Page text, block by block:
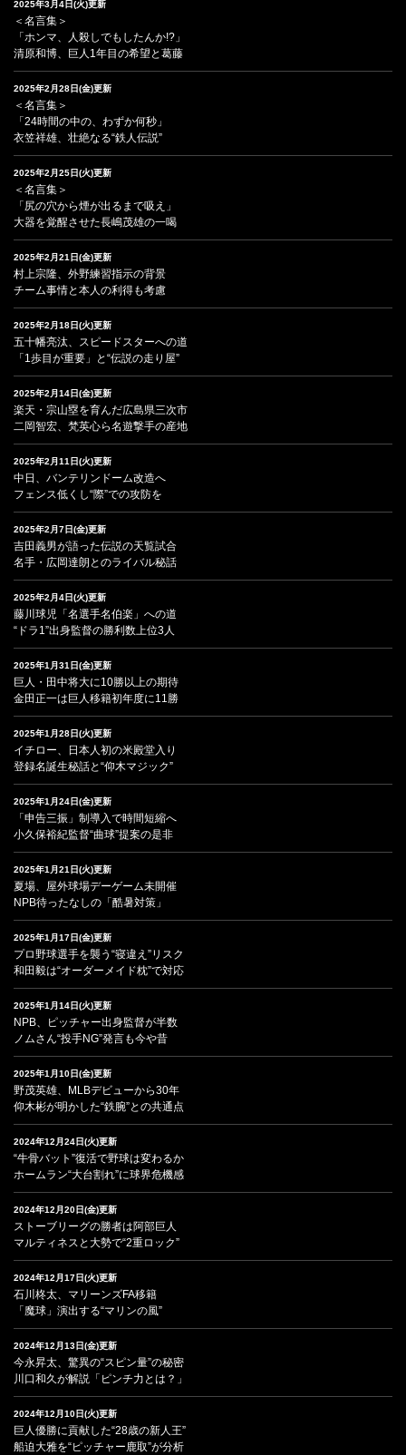
2025年3月4日(火)更新
＜名言集＞
「ホンマ、人殺しでもしたんか!?」
清原和博、巨人1年目の希望と葛藤
2025年2月28日(金)更新
＜名言集＞
「24時間の中の、わずか何秒」
衣笠祥雄、壮絶なる“鉄人伝説”
2025年2月25日(火)更新
＜名言集＞
「尻の穴から煙が出るまで吸え」
大器を覚醒させた長嶋茂雄の一喝
2025年2月21日(金)更新
村上宗隆、外野練習指示の背景
チーム事情と本人の利得も考慮
2025年2月18日(火)更新
五十幡亮汰、スピードスターへの道
「1歩目が重要」と“伝説の走り屋”
2025年2月14日(金)更新
楽天・宗山塁を育んだ広島県三次市
二岡智宏、梵英心ら名遊撃手の産地
2025年2月11日(火)更新
中日、バンテリンドーム改造へ
フェンス低くし“際”での攻防を
2025年2月7日(金)更新
吉田義男が語った伝説の天覧試合
名手・広岡達朗とのライバル秘話
2025年2月4日(火)更新
藤川球児「名選手名伯楽」への道
“ドラ1”出身監督の勝利数上位3人
2025年1月31日(金)更新
巨人・田中将大に10勝以上の期待
金田正一は巨人移籍初年度に11勝
2025年1月28日(火)更新
イチロー、日本人初の米殿堂入り
登録名誕生秘話と“仰木マジック”
2025年1月24日(金)更新
「申告三振」制導入で時間短縮へ
小久保裕紀監督“曲球”提案の是非
2025年1月21日(火)更新
夏場、屋外球場デーゲーム未開催
NPB待ったなしの「酷暑対策」
2025年1月17日(金)更新
プロ野球選手を襲う“寝違え”リスク
和田毅は“オーダーメイド枕”で対応
2025年1月14日(火)更新
NPB、ピッチャー出身監督が半数
ノムさん“投手NG”発言も今や昔
2025年1月10日(金)更新
野茂英雄、MLBデビューから30年
仰木彬が明かした“鉄腕”との共通点
2024年12月24日(火)更新
“牛骨バット”復活で野球は変わるか
ホームラン“大台割れ”に球界危機感
2024年12月20日(金)更新
ストーブリーグの勝者は阿部巨人
マルティネスと大勢で“2重ロック”
2024年12月17日(火)更新
石川柊太、マリーンズFA移籍
「魔球」演出する“マリンの風”
2024年12月13日(金)更新
今永昇太、驚異の“スピン量”の秘密
川口和久が解説「ピンチ力とは？」
2024年12月10日(火)更新
巨人優勝に貢献した“28歳の新人王”
船迫大雅を“ピッチャー鹿取”が分析